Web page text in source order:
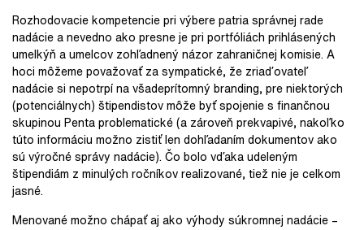
Rozhodovacie kompetencie pri výbere patria správnej rade
nadácie a nevedno ako presne je pri portfóliách prihlásených
umelkýň a umelcov zohľadnený názor zahraničnej komisie. A
hoci môžeme považovať za sympatické, že zriaďovateľ
nadácie si nepotrpí na všadeprítomný branding, pre niektorých
(potenciálnych) štipendistov môže byť spojenie s finančnou
skupinou Penta problematické (a zároveň prekvapivé, nakoľko
túto informáciu možno zistiť len dohľadaním dokumentov ako
sú výročné správy nadácie). Čo bolo vďaka udeleným
štipendiám z minulých ročníkov realizované, tiež nie je celkom
jasné.
Menované možno chápať aj ako výhody súkromnej nadácie –